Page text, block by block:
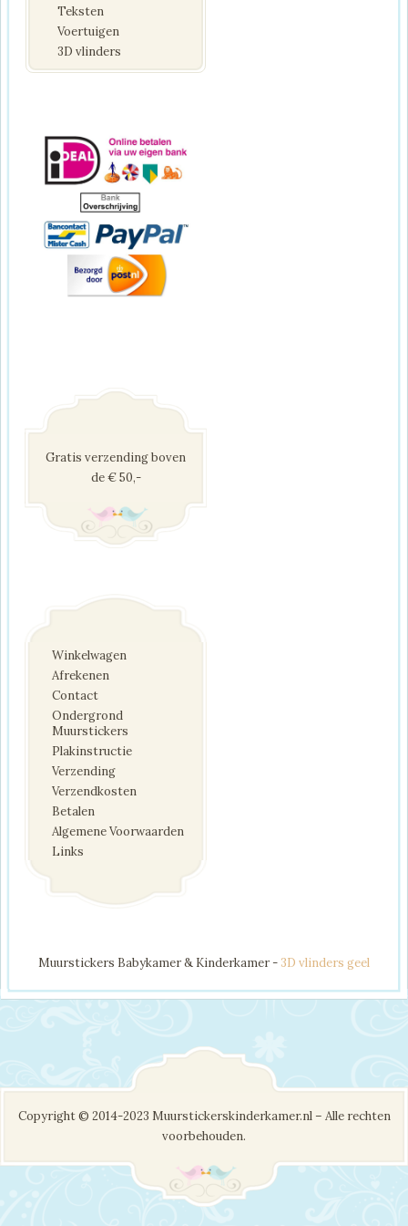
Teksten
Voertuigen
3D vlinders
Gratis verzending boven
de € 50,-
Winkelwagen
Afrekenen
Contact
Ondergrond
Muurstickers
Plakinstructie
Verzending
Verzendkosten
Betalen
Algemene Voorwaarden
Links
Muurstickers Babykamer & Kinderkamer - 3D vlinders geel
Copyright © 2014-2023 Muurstickerskinderkamer.nl – Alle rechten
voorbehouden.